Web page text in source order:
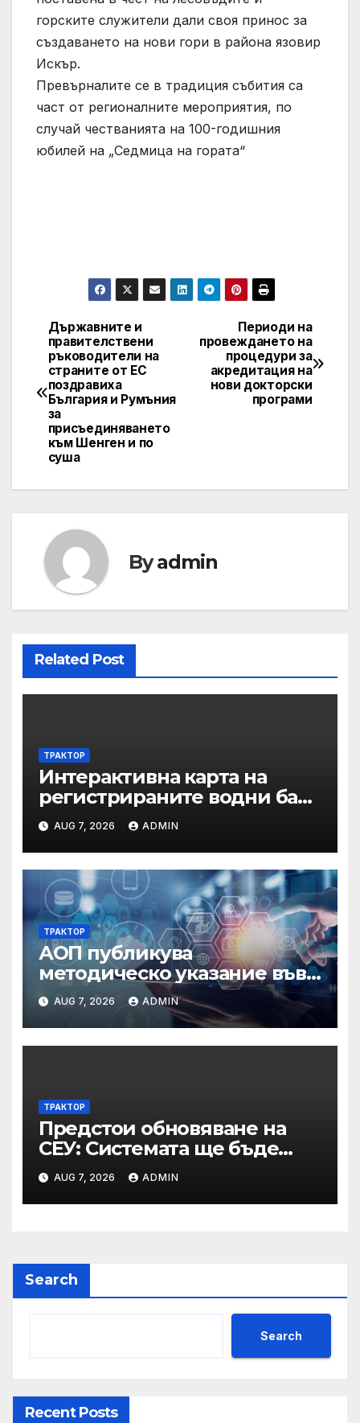
горските служители дали своя принос за
създаването на нови гори в района язовир
Искър.
Превърналите се в традиция събития са
част от регионалните мероприятия, по
случай честванията на 100-годишния
юбилей на „Седмица на гората“
Post
navigation
Периоди на
провеждането на
процедури за
акредитация на
нови докторски
програми
Държавните и
правителствени
ръководители на
страните от ЕС
поздравиха
България и Румъния
за
присъединяването
към Шенген и по
суша
Byadmin
Related Post
ТРАКТОР
Интерактивна карта на
регистрираните водни бази
по Черноморието за летния
сезон на 2026 г.
AUG 7, 2026 ADMIN
ТРАКТОР
АОП публикува
методическо указание във
връзка с промени в
основанията за
задължително
отстраняване на кандидати
по ЗОП
AUG 7, 2026 ADMIN
ТРАКТОР
Предстои обновяване на
СЕУ: Системата ще бъде
временно недостъпна на 10
и 11 август 2026 г.
AUG 7, 2026 ADMIN
Search
Search
Recent Posts